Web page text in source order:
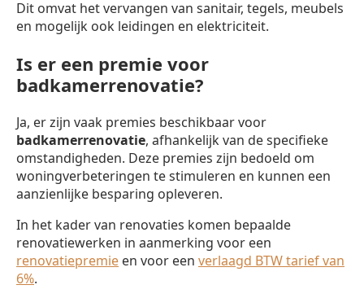
Dit omvat het vervangen van sanitair, tegels, meubels
en mogelijk ook leidingen en elektriciteit.
Is er een premie voor
badkamerrenovatie?
Ja, er zijn vaak premies beschikbaar voor
badkamerrenovatie, afhankelijk van de specifieke
omstandigheden. Deze premies zijn bedoeld om
woningverbeteringen te stimuleren en kunnen een
aanzienlijke besparing opleveren.
In het kader van renovaties komen bepaalde
renovatiewerken in aanmerking voor een
renovatiepremie en voor een verlaagd BTW tarief van
6%.